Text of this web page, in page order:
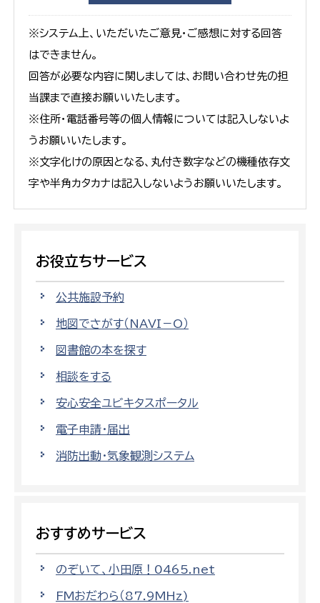
※システム上、いただいたご意見・ご感想に対する回答
はできません。
回答が必要な内容に関しましては、お問い合わせ先の担
当課まで直接お願いいたします。
※住所・電話番号等の個人情報については記入しないよ
うお願いいたします。
※文字化けの原因となる、丸付き数字などの機種依存文
字や半角カタカナは記入しないようお願いいたします。
お役立ちサービス
公共施設予約
地図でさがす（NAVI－O）
図書館の本を探す
相談をする
安心安全ユビキタスポータル
電子申請・届出
消防出動・気象観測システム
おすすめサービス
のぞいて、小田原！0465.net
FMおだわら（87.9MHz)